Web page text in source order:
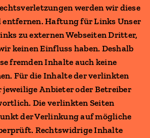
werden wir diese
Haftung für Links Unser
zu externen Webseiten Dritter,
keinen Einfluss haben. Deshalb
fremden Inhalte auch keine
Für die Inhalte der verlinkten
jeweilige Anbieter oder Betreiber
Die verlinkten Seiten
der Verlinkung auf mögliche
Rechtswidrige Inhalte